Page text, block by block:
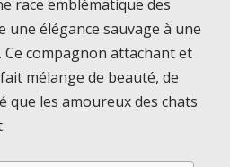
race emblématique des
une élégance sauvage à une
compagnon attachant et
mélange de beauté, de
que les amoureux des chats